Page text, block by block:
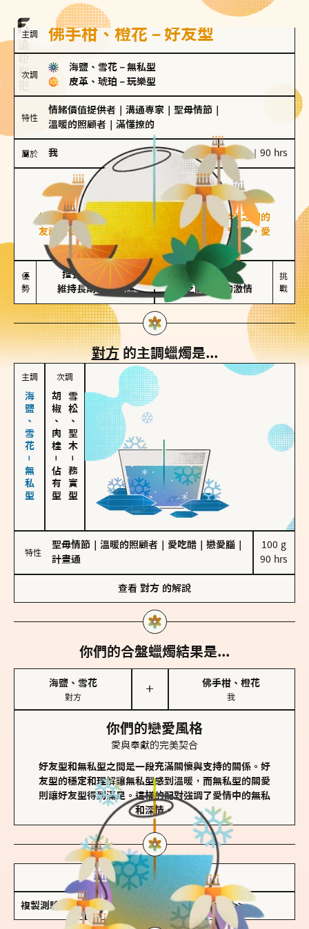
主調 佛手柑、橙花－好友型
次調
海鹽、雪花 － 無私型
皮革、琥珀 － 玩樂型
特性
情緒價值提供者 溝通專家 聖母情節
溫暖的照顧者
滿懂撩的
屬於 我 100 g｜90 hrs
好友型
佛手柑、橙花
好友型的人喜歡分享生活中的點滴，重視與伴侶之間的
友誼和信任，穩定感是重要的關鍵詞。對他們來說，愛
情是心靈深處的共鳴和理解。
優
勢
擅長聆聽與溝通
維持長期穩定關係
不喜歡變化
缺乏關係中的激情
挑
戰
對方的主調蠟燭是...
主調
海鹽、雪花－無私型
次調
胡椒、肉桂
－
佔有型
雪松、聖木
－
務實型
特性
聖母情節 溫暖的照顧者 愛吃醋 戀愛腦
計畫通
100 g
90 hrs
查看 對方 的解說
你們的合盤蠟燭結果是...
海鹽、雪花
對方
＋
佛手柑、橙花
我
你們的戀愛風格
愛與奉獻的完美契合
好友型和無私型之間是一段充滿關懷與支持的關係。好
友型的穩定和理解讓無私型感到溫暖，而無私型的關愛
則讓好友型得到滿足。這樣的配對強調了愛情中的無私
和深情。
儲存我的結果圖
複製測驗連結 查看香氛類型全解析 >>>